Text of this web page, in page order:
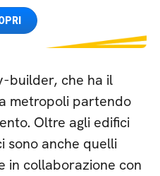
builder, che ha il
metropoli partendo
Oltre agli edifici
sono anche quelli
in collaborazione con